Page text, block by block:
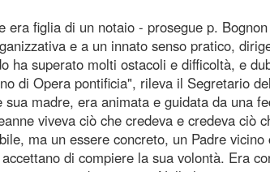
figlia di un notaio - prosegue p.
e a un innato senso pratico,
ha superato molti ostacoli e difficoltà, e
di Opera pontificia", rileva il Segretario
madre, era animata e guidata da una
viveva ciò che credeva e credeva ciò
ma un essere concreto, un Padre
di compiere la sua volontà. Era